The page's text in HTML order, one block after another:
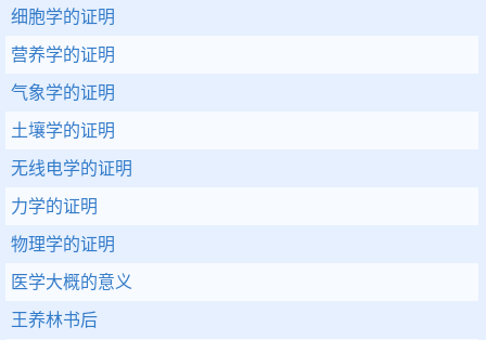
细胞学的证明
营养学的证明
气象学的证明
土壤学的证明
无线电学的证明
力学的证明
物理学的证明
医学大概的意义
王养林书后